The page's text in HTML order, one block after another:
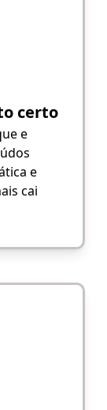
certo
e
e
cai